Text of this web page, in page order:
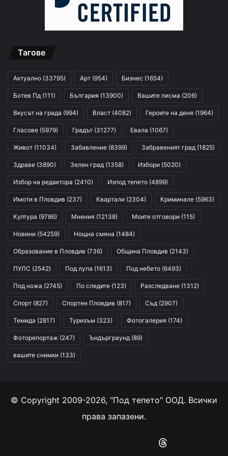
Тагове
Актуално (33795) Арт (954) Бизнес (1654)
Ботев Пд (111) България (13900) Вашите писма (206)
Вкусът на града (994) Власт (4082) Героите на деня (1964)
Гласове (5979) Градът (31277) Евала (1067)
Живот (11034) Забавление (8399) Забравеният град (1825)
Здраве (3890) Зелен град (1358) Избори (5020)
Избор на редактора (2410) Изпод тепето (4899)
Имоти в Пловдив (237) Квартали (2304) Криминале (5963)
Култура (9786) Мнения (12138) Моите отговори (115)
Новини (54259) Нощна смяна (1484)
Образование в Пловдив (736) Община Пловдив (2143)
ПУЛС (2542) Под лупа (1613) Под небето (6493)
Под ножа (2745) По следите (123) Разследване (1312)
Спорт (827) Спортен Пловдив (817) Съд (2907)
Темида (2817) Туризъм (323) Фотогалерия (174)
Фоторепортаж (247) Ъндърграунд (89)
вашите снимки (133)
© Copyright 2009-2026, "Под тепето" ООД. Всички
права запазени.
Instagram
RSS